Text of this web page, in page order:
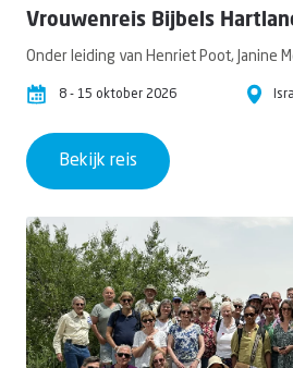
Vrouwenreis Bijbels
Onder leiding van Henriet Poot, Janine
8 - 15 oktober 2026
Bekijk reis